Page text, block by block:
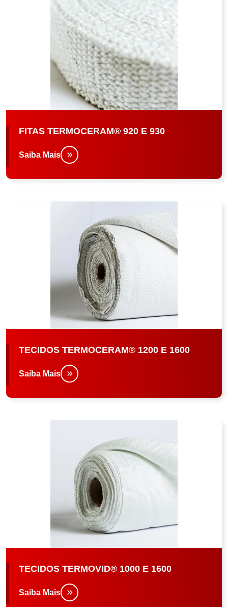
FITAS TERMOCERAM® 920 E 930
Saiba Mais
TECIDOS TERMOCERAM® 1200 E 1600
Saiba Mais
TECIDOS TERMOVID® 1000 E 1600
Saiba Mais